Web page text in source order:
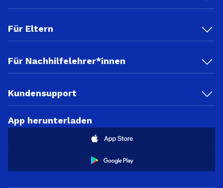
Für Eltern
Für Nachhilfelehrer*innen
Kundensupport
App herunterladen